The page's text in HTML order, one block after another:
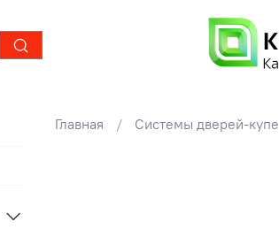
Главная Системы дверей-купе